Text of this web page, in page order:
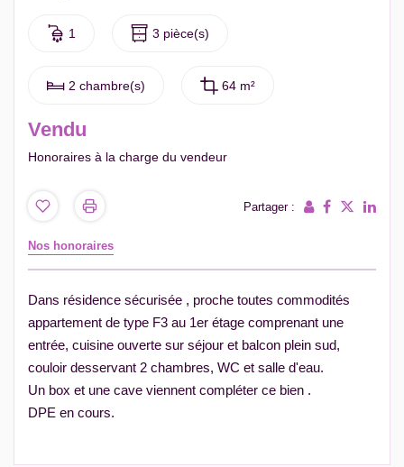
1 3 pièce(s)
2 chambre(s) 64 m²
Vendu
Honoraires à la charge du vendeur
Partager :
Nos honoraires
Dans résidence sécurisée , proche toutes commodités
appartement de type F3 au 1er étage comprenant une
entrée, cuisine ouverte sur séjour et balcon plein sud,
couloir desservant 2 chambres, WC et salle d'eau.
Un box et une cave viennent compléter ce bien .
DPE en cours.